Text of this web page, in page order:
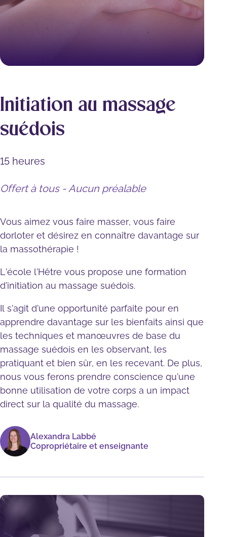
Initiation au massage
suédois
15 heures
Offert à tous - Aucun préalable
Vous aimez vous faire masser, vous faire
dorloter et désirez en connaître davantage sur
la massothérapie !
L’école l’Hêtre vous propose une formation
d’initiation au massage suédois.
Il s’agit d’une opportunité parfaite pour en
apprendre davantage sur les bienfaits ainsi que
les techniques et manœuvres de base du
massage suédois en les observant, les
pratiquant et bien sûr, en les recevant. De plus,
nous vous ferons prendre conscience qu’une
bonne utilisation de votre corps a un impact
direct sur la qualité du massage.
Alexandra Labbé
Copropriétaire et enseignante